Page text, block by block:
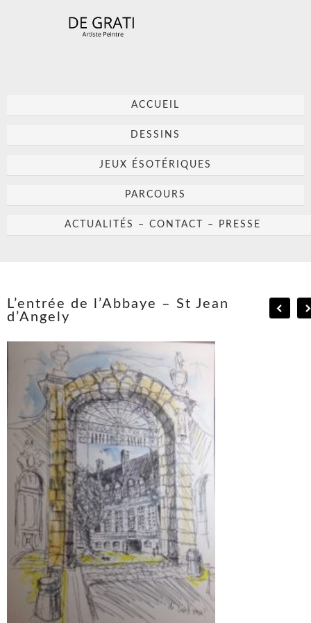
ACCUEIL
DESSINS
JEUX ÉSOTÉRIQUES
PARCOURS
ACTUALITÉS – CONTACT – PRESSE
L’entrée de l’Abbaye – St Jean
d’Angely